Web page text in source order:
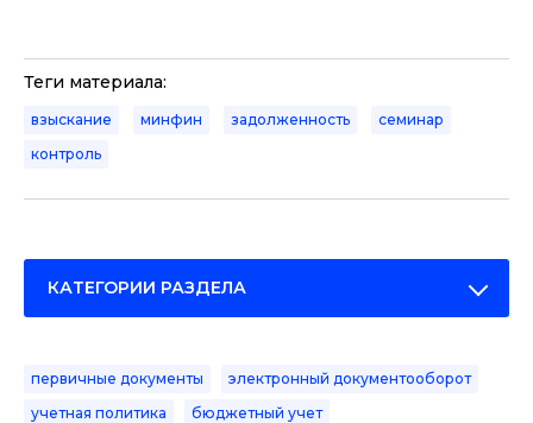
Теги материала:
взыскание минфин задолженность семинар
контроль
КАТЕГОРИИ РАЗДЕЛА
первичные документы
электронный документооборот
учетная политика
бюджетный учет